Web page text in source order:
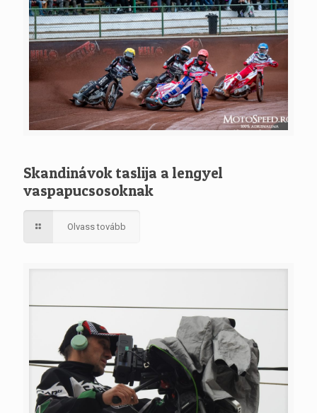
Skandinávok taslija a lengyel
vaspapucsosoknak
Olvass tovább